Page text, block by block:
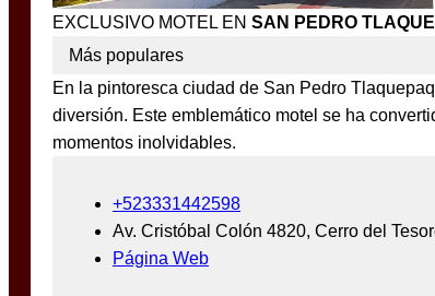
EXCLUSIVO MOTEL EN SAN PEDRO
Más populares
En la pintoresca ciudad de San Pedro
diversión. Este emblemático motel se ha
momentos inolvidables.
+523331442598
Av. Cristóbal Colón 4820, Cerro del
Página Web